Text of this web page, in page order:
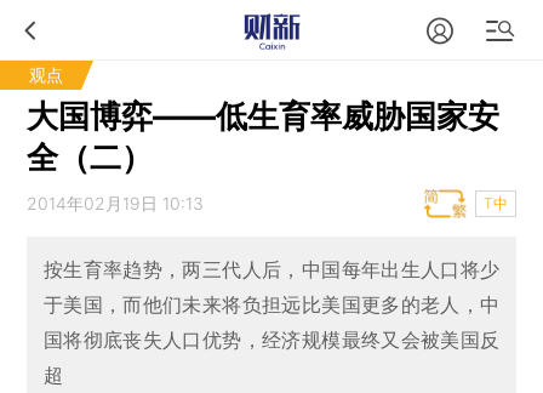
观点
大国博弈——低生育率威胁国家安
全（二）
2014年02月19日 10:13 T中
按生育率趋势，两三代人后，中国每年出生人口将少
于美国，而他们未来将负担远比美国更多的老人，中
国将彻底丧失人口优势，经济规模最终又会被美国反
超